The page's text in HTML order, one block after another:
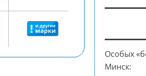
Особых
Минск: